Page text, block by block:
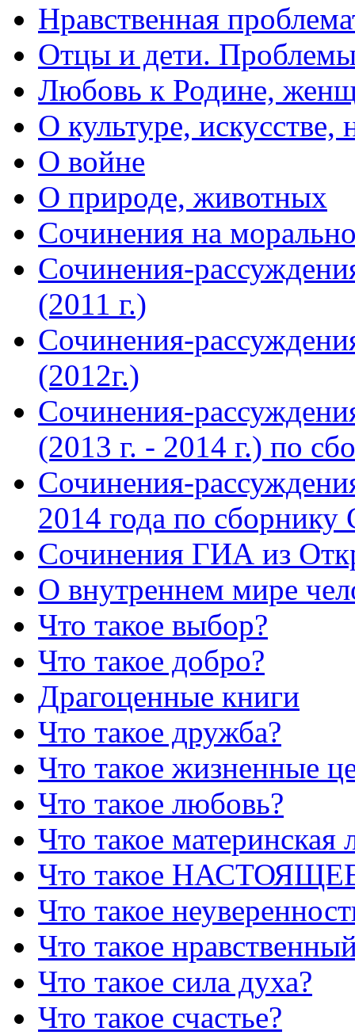
Нравственная
Отцы и дети.
Любовь к Родине,
О культуре, искусстве,
О войне
О природе, животных
Сочинения на
Сочинения-
(2011 г.)
Сочинения-
(2012г.)
Сочинения-
(2013 г. - 2014 г.) по
Сочинения-
2014 года по сборнику
Сочинения ГИА из
О внутреннем мире
Что такое выбор?
Что такое добро?
Драгоценные книги
Что такое дружба?
Что такое жизненные
Что такое любовь?
Что такое материнская
Что такое
Что такое
Что такое
Что такое сила духа?
Что такое счастье?